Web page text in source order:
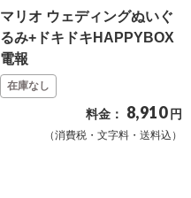
マリオ ウェディングぬいぐ
るみ+ドキドキHAPPYBOX
電報
在庫なし
料金： 8,910 円
（消費税・文字料・送料込）